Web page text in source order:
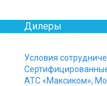
Дилеры
Условия
АТС «Максиком»,